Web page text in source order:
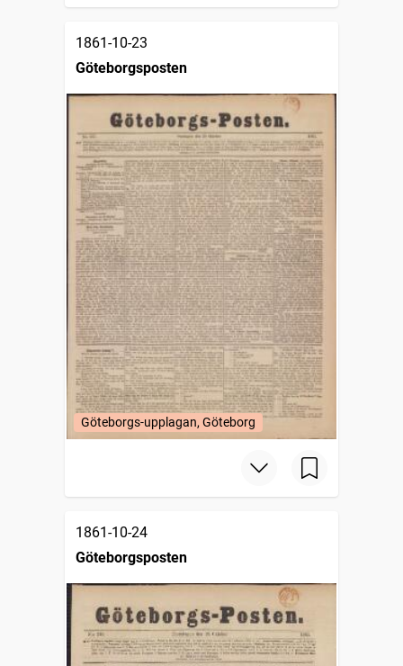
1861-10-23
Göteborgsposten
Göteborgs-upplagan, Göteborg
1861-10-24
Göteborgsposten